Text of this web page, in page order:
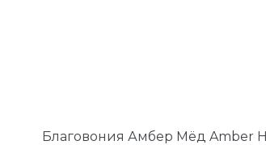
Благовония Амбер Мёд Amber